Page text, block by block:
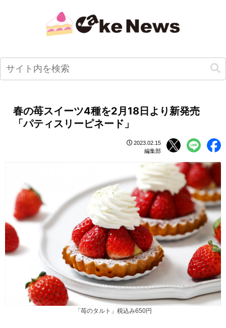
春の苺スイーツ4種を2月18日より新発売
「パティスリーピネード」
2023.02.15
編集部
「苺のタルト」税込み650円